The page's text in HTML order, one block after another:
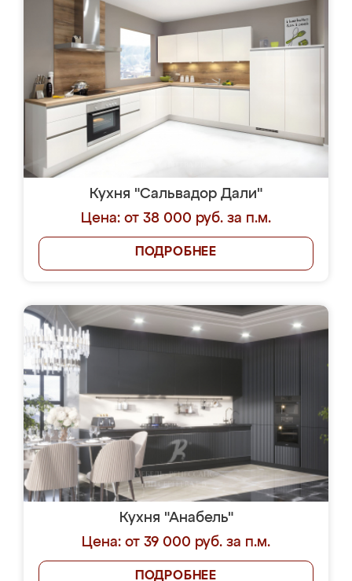
Кухня "Сальвадор Дали"
Цена: от 38 000 руб. за п.м.
ПОДРОБНЕЕ
Кухня "Анабель"
Цена: от 39 000 руб. за п.м.
ПОДРОБНЕЕ